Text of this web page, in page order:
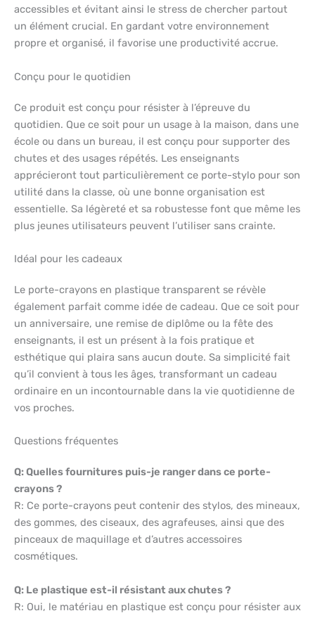
accessibles et évitant ainsi le stress de chercher partout
un élément crucial. En gardant votre environnement
propre et organisé, il favorise une productivité accrue.
Conçu pour le quotidien
Ce produit est conçu pour résister à l’épreuve du
quotidien. Que ce soit pour un usage à la maison, dans une
école ou dans un bureau, il est conçu pour supporter des
chutes et des usages répétés. Les enseignants
apprécieront tout particulièrement ce porte-stylo pour son
utilité dans la classe, où une bonne organisation est
essentielle. Sa légèreté et sa robustesse font que même les
plus jeunes utilisateurs peuvent l’utiliser sans crainte.
Idéal pour les cadeaux
Le porte-crayons en plastique transparent se révèle
également parfait comme idée de cadeau. Que ce soit pour
un anniversaire, une remise de diplôme ou la fête des
enseignants, il est un présent à la fois pratique et
esthétique qui plaira sans aucun doute. Sa simplicité fait
qu’il convient à tous les âges, transformant un cadeau
ordinaire en un incontournable dans la vie quotidienne de
vos proches.
Questions fréquentes
Q: Quelles fournitures puis-je ranger dans ce porte-
crayons ?
R: Ce porte-crayons peut contenir des stylos, des mineaux,
des gommes, des ciseaux, des agrafeuses, ainsi que des
pinceaux de maquillage et d’autres accessoires
cosmétiques.
Q: Le plastique est-il résistant aux chutes ?
R: Oui, le matériau en plastique est conçu pour résister aux